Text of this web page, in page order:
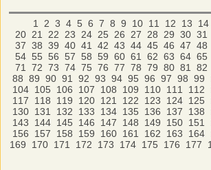
1 2 3 4 5 6 7 8 9 10 11 12 13 14
20 21 22 23 24 25 26 27 28 29 30 31
37 38 39 40 41 42 43 44 45 46 47 48
54 55 56 57 58 59 60 61 62 63 64 65
71
72 73 74 75 76 77 78 79 80 81 82
88 89 90 91 92 93 94 95 96 97 98 99
104 105 106 107 108 109 110 111 112
117
118 119 120 121 122 123 124 125
130 131 132 133 134 135 136 137 138
143
144 145 146 147 148 149 150 151
156
157 158 159 160 161 162 163 164
169
170 171 172 173 174 175 176 177